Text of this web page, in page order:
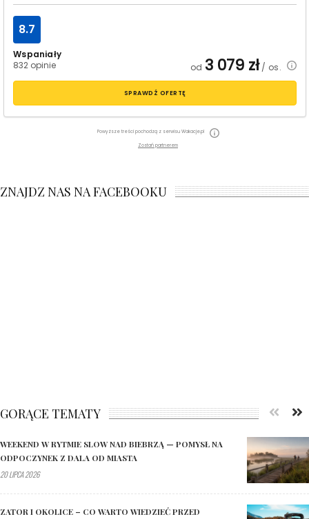
Wspaniały
832 opinie
8.7
od 3 079 zł/ os.
SPRAWDŹ OFERTĘ
Powyższe treści pochodzą z serwisu Wakacje.pl
Zostań partnerem
ZNAJDZ NAS NA FACEBOOKU
GORĄCE TEMATY
WEEKEND W RYTMIE SLOW NAD BIEBRZĄ — POMYSŁ NA
ODPOCZYNEK Z DALA OD MIASTA
20 LIPCA 2026
ZATOR I OKOLICE – CO WARTO WIEDZIEĆ PRZED